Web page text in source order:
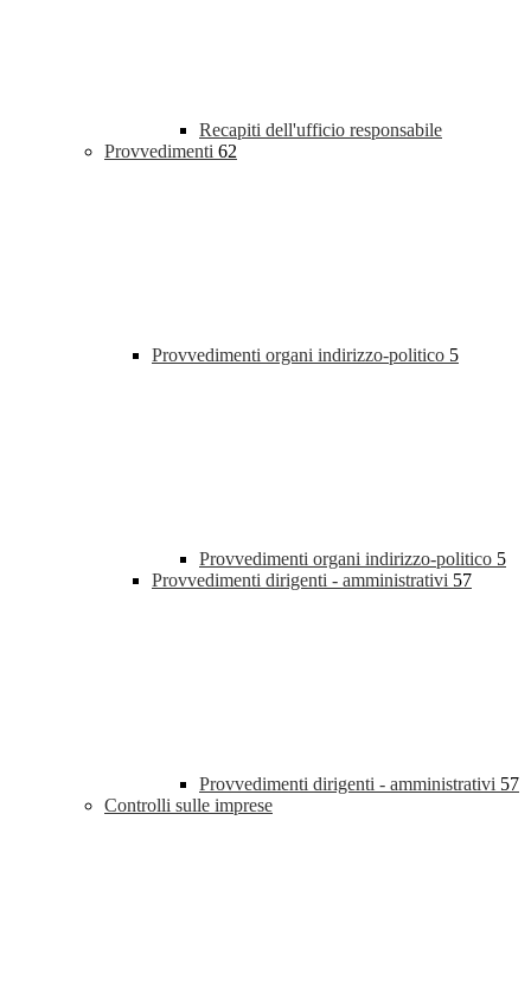
Recapiti dell'ufficio responsabile
Provvedimenti 62
Provvedimenti organi indirizzo-politico 5
Provvedimenti organi indirizzo-politico 5
Provvedimenti dirigenti - amministrativi 57
Provvedimenti dirigenti - amministrativi 57
Controlli sulle imprese